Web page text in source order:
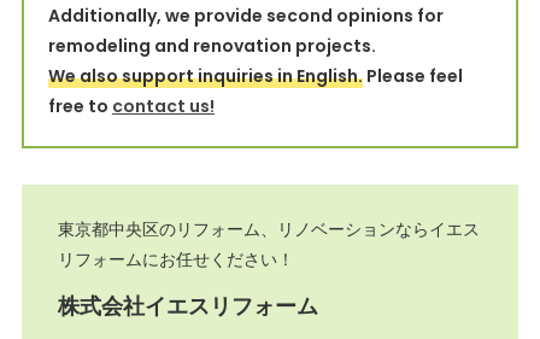
Additionally, we provide second opinions for
remodeling and renovation projects.
We also support inquiries in English.Please feel
free to contact us!
東京都中央区のリフォーム、リノベーションならイエス
リフォームにお任せください！
株式会社イエスリフォーム